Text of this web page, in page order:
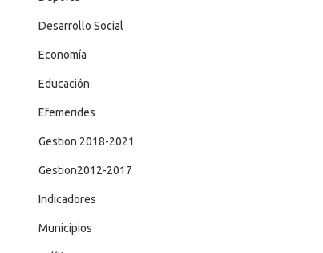
Desarrollo Social
Economía
Educación
Efemerides
Gestion 2018-2021
Gestion2012-2017
Indicadores
Municipios